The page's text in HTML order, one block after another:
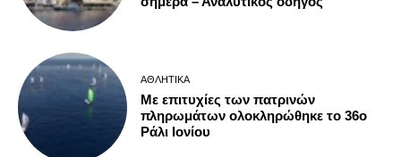
ΑΘΛΗΤΙΚΆ
Με επιτυχίες των πατρινών
πληρωμάτων ολοκληρώθηκε το 36ο
Ράλι Ιονίου